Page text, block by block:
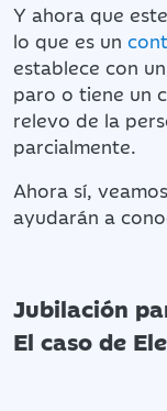
Y ahora que
lo que es un
establece con
paro o tiene un
relevo de la
parcialmente.
Ahora sí,
ayudarán a
Jubilación
El caso de